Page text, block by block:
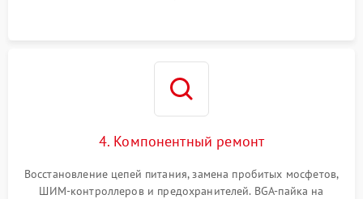
4. Компонентный ремонт
Восстановление цепей питания, замена пробитых мосфетов,
ШИМ-контроллеров и предохранителей. BGA-пайка на